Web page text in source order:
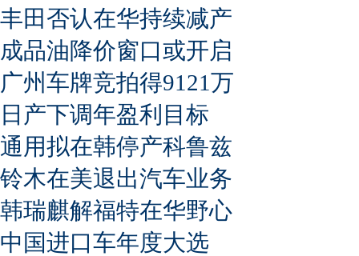
丰田否认在华持续减产
成品油降价窗口或开启
广州车牌竞拍得9121万
日产下调年盈利目标
通用拟在韩停产科鲁兹
铃木在美退出汽车业务
韩瑞麒解福特在华野心
中国进口车年度大选